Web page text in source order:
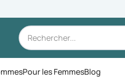
Pour les FemmesBlog